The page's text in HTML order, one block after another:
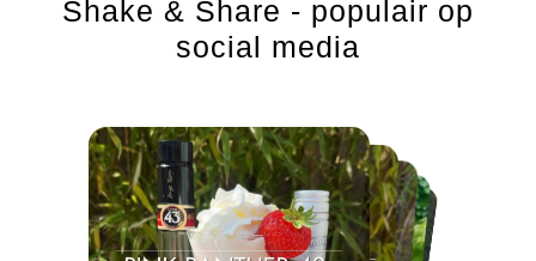
Shake & Share - populair op
social media